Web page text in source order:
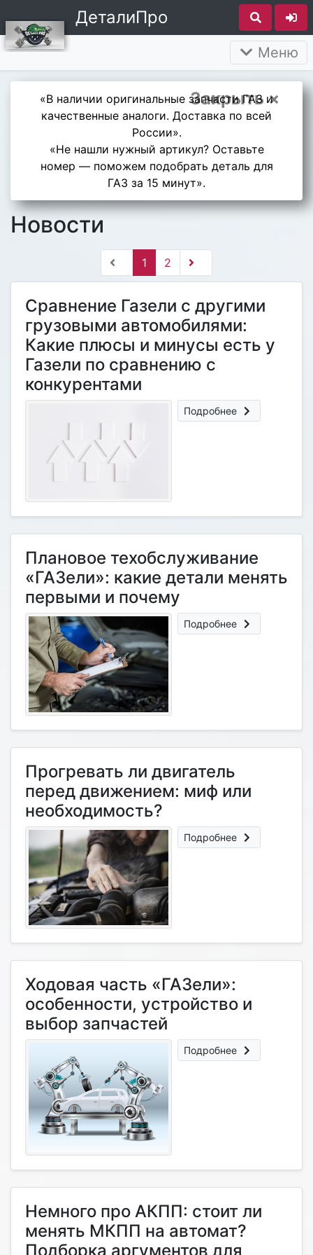
ДеталиПро
Меню
Закрыть ×
«В наличии оригинальные запчасти ГАЗ и
качественные аналоги. Доставка по всей
России».
«Не нашли нужный артикул? Оставьте
номер — поможем подобрать деталь для
ГАЗ за 15 минут».
Новости
1 2
Сравнение Газели с другими
грузовыми автомобилями:
Какие плюсы и минусы есть у
Газели по сравнению с
конкурентами
Подробнее
Плановое техобслуживание
«ГАЗели»: какие детали менять
первыми и почему
Подробнее
Прогревать ли двигатель
перед движением: миф или
необходимость?
Подробнее
Ходовая часть «ГАЗели»:
особенности, устройство и
выбор запчастей
Подробнее
Немного про АКПП: стоит ли
менять МКПП на автомат?
Подборка аргументов для